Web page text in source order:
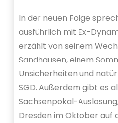
In der neuen Folge
ausführlich mit Ex-
erzählt von seinem
Sandhausen, einem
Unsicherheiten und
SGD. Außerdem gibt es
Sachsenpokal-
Dresden im Oktober auf